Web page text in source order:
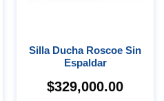
Silla Ducha Roscoe Sin
Espaldar
$329,000.00